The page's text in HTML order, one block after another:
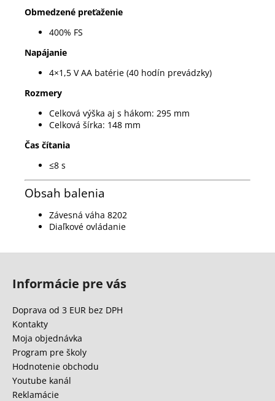
Obmedzené preťaženie
400% FS
Napájanie
4×1,5 V AA batérie (40 hodín prevádzky)
Rozmery
Celková výška aj s hákom: 295 mm
Celková šírka: 148 mm
Čas čítania
≤8 s
Obsah balenia
Závesná váha 8202
Diaľkové ovládanie
Informácie pre vás
Doprava od 3 EUR bez DPH
Kontakty
Moja objednávka
Program pre školy
Hodnotenie obchodu
Youtube kanál
Reklamácie